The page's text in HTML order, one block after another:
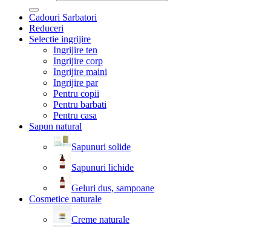
Cadouri Sarbatori
Reduceri
Selectie ingrijire
Ingrijire ten
Ingrijire corp
Ingrijire maini
Ingrijire par
Pentru copii
Pentru barbati
Pentru casa
Sapun natural
Sapunuri solide
Sapunuri lichide
Geluri dus, sampoane
Cosmetice naturale
Creme naturale